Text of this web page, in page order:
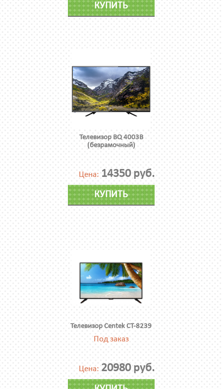
КУПИТЬ
Телевизор BQ 4003B
(безрамочный)
Цена: 14350 руб.
КУПИТЬ
Телевизор Centek CT-8239
Под заказ
Цена: 20980 руб.